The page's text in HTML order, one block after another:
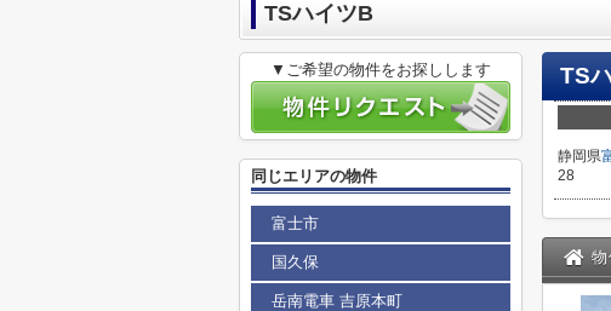
TSハイツB
TS
静岡県
28
物
▼ご希望の物件をお探しします
同じエリアの物件
富士市
国久保
岳南電車 吉原本町